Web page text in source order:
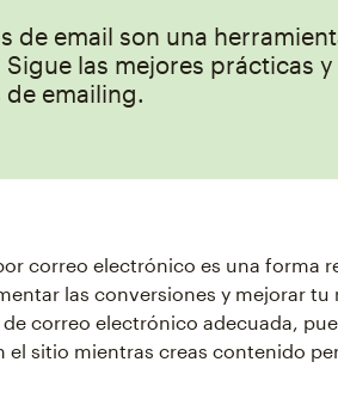
de email son una
Sigue las mejores prácticas
emailing.
correo electrónico es una forma
las conversiones y mejorar tu
correo electrónico adecuada,
el sitio mientras creas contenido